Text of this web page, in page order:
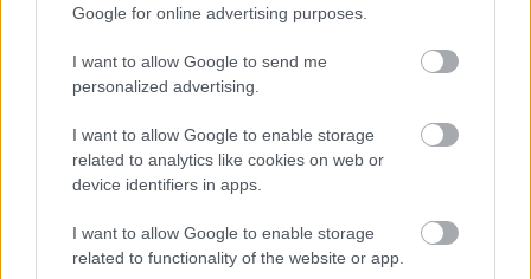
Google for online advertising purposes.
I want to allow Google to send me
personalized advertising.
I want to allow Google to enable storage
related to analytics like cookies on web or
device identifiers in apps.
I want to allow Google to enable storage
related to functionality of the website or app.
kezdését.
1 hozzászólás